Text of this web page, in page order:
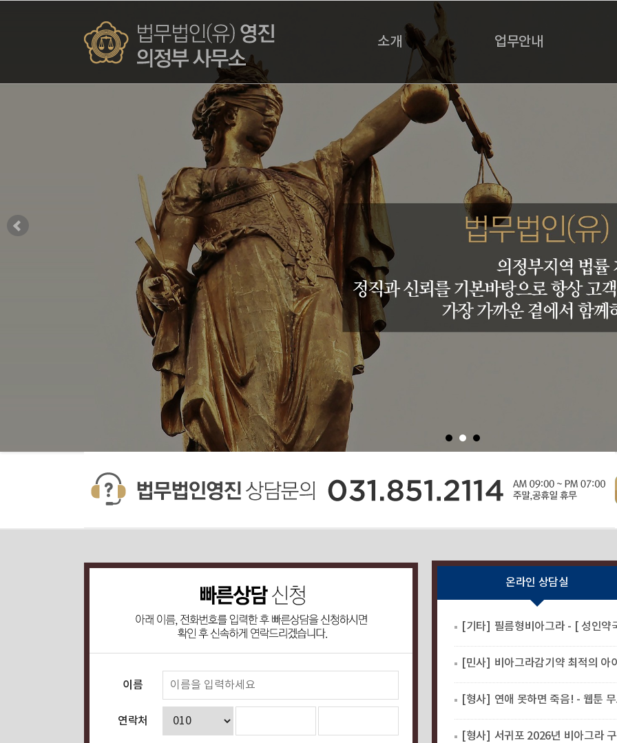
소개 업무안내
이름
연락처
온라인 상담실
[기타] 필름형비아그라 - [ 성인약
[민사] 비아그라감기약 최적의 아이템을
[형사] 연애 못하면 죽음! - 웹툰
[형사] 서귀포 2026년 비아그라 구매 사이트 |